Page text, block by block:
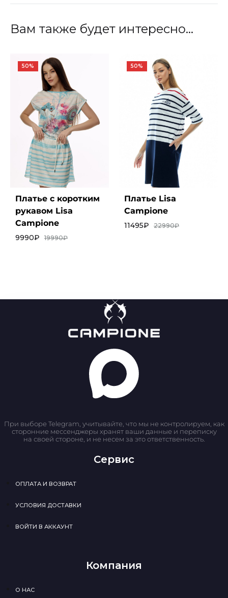
Вам также будет интересно…
50%
Платье с коротким
рукавом Lisa
Campione
9990₽ 19990₽
50%
Платье Lisa
Campione
11495₽ 22990₽
При выборе Telegram, учитывайте, что мы не контролируем, как
сторонние мессенджеры хранят ваши данные и переписку
на своей стороне, и не несем за это ответственность.
Сервис
ОПЛАТА И ВОЗВРАТ
УСЛОВИЯ ДОСТАВКИ
ВОЙТИ В АККАУНТ
Компания
О НАС